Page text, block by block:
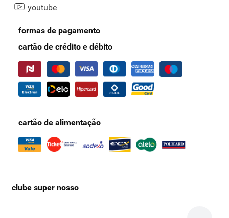
youtube
formas de pagamento
cartão de crédito e débito
cartão de alimentação
clube super nosso